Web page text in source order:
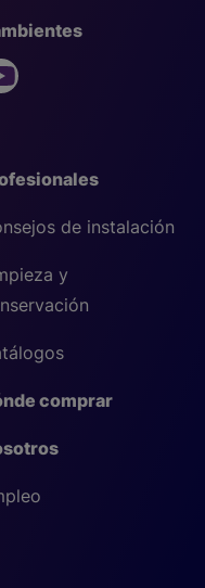
de instalación
y
comprar